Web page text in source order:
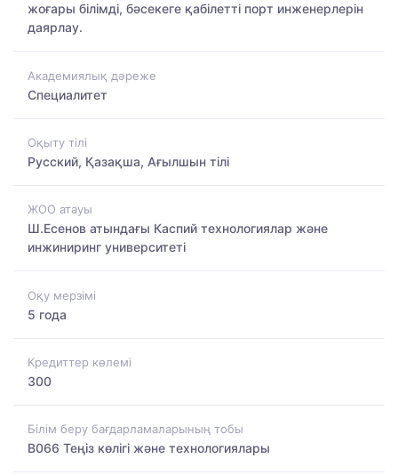
жоғары білімді, бәсекеге қабілетті порт инженерлерін
даярлау.
Академиялық дәреже
Специалитет
Оқыту тілі
Русский, Қазақша, Ағылшын тілі
ЖОО атауы
Ш.Есенов атындағы Каспий технологиялар және
инжиниринг университеті
Оқу мерзімі
5 года
Кредиттер көлемі
300
Білім беру бағдарламаларының тобы
B066 Теңіз көлігі және технологиялары